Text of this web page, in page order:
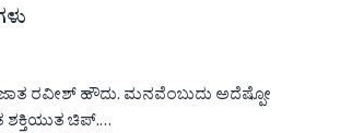
ಹೌದು. ಮನವೆಂಬುದು ಅದೆಷ್ಪೋ
ಶಕ್ತಿಯುತ ಚಿಪ್.…